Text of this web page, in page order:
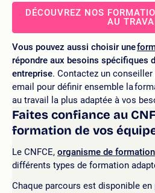
DÉCOUVREZ NOS
AU
Vous pouvez aussi choisir une
répondre aux besoins spécifiques
entreprise. Contactez un
email pour définir ensemble la
au travail la plus adaptée à vos
Faites confiance au
formation de vos
Le CNFCE, organisme de formation
différents types de formation
Chaque parcours est disponible en